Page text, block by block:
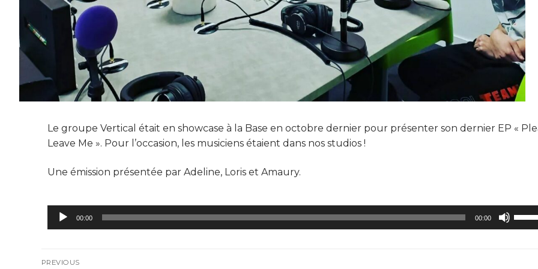
Le groupe Vertical était en showcase à la Base en octobre dernier pour présenter son dernier EP «
Leave Me ». Pour l’occasion, les musiciens étaient dans nos studios !
Une émission présentée par Adeline, Loris et Amaury.
Lecteur
audio
00:00 00:00
les
PREVIOUS